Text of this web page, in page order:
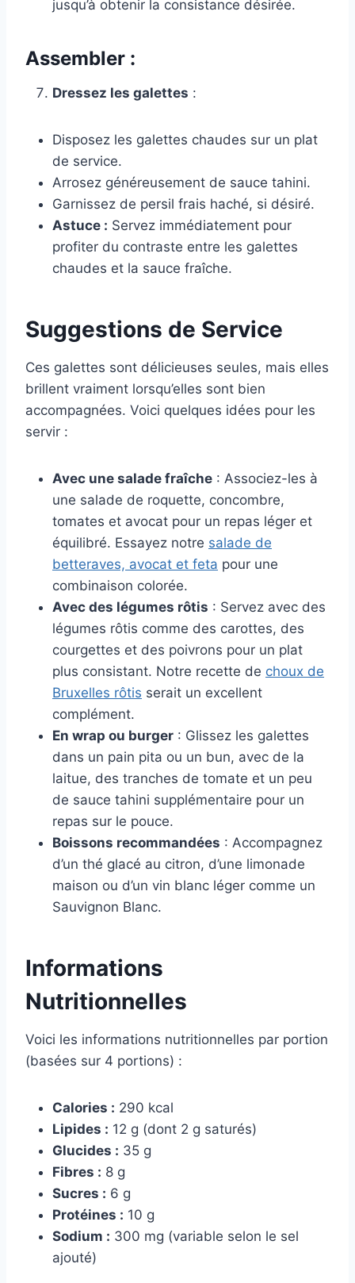
jusqu’à obtenir la consistance désirée.
Assembler :
Dressez les galettes :
Disposez les galettes chaudes sur un plat
de service.
Arrosez généreusement de sauce tahini.
Garnissez de persil frais haché, si désiré.
Astuce : Servez immédiatement pour
profiter du contraste entre les galettes
chaudes et la sauce fraîche.
Suggestions de Service
Ces galettes sont délicieuses seules, mais elles
brillent vraiment lorsqu’elles sont bien
accompagnées. Voici quelques idées pour les
servir :
Avec une salade fraîche : Associez-les à
une salade de roquette, concombre,
tomates et avocat pour un repas léger et
équilibré. Essayez notre salade de
betteraves, avocat et feta pour une
combinaison colorée.
Avec des légumes rôtis : Servez avec des
légumes rôtis comme des carottes, des
courgettes et des poivrons pour un plat
plus consistant. Notre recette de choux de
Bruxelles rôtis serait un excellent
complément.
En wrap ou burger : Glissez les galettes
dans un pain pita ou un bun, avec de la
laitue, des tranches de tomate et un peu
de sauce tahini supplémentaire pour un
repas sur le pouce.
Boissons recommandées : Accompagnez
d’un thé glacé au citron, d’une limonade
maison ou d’un vin blanc léger comme un
Sauvignon Blanc.
Informations
Nutritionnelles
Voici les informations nutritionnelles par portion
(basées sur 4 portions) :
Calories : 290 kcal
Lipides : 12 g (dont 2 g saturés)
Glucides : 35 g
Fibres : 8 g
Sucres : 6 g
Protéines : 10 g
Sodium : 300 mg (variable selon le sel
ajouté)